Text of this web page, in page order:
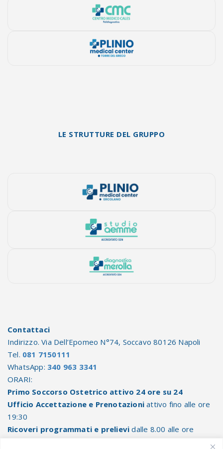
LE STRUTTURE DEL GRUPPO
Contattaci
Indirizzo. Via Dell’Epomeo N°74, Soccavo 80126 Napoli
Tel. 081 7150111
WhatsApp: 340 963 3341
ORARI:
Primo Soccorso Ostetrico attivo 24 ore su 24
Ufficio Accettazione e Prenotazioni attivo fino alle ore
19:30
Ricoveri programmati e prelievi dalle 8.00 alle ore